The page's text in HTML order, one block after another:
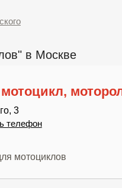
в Москве
3
телефон
мотоциклов